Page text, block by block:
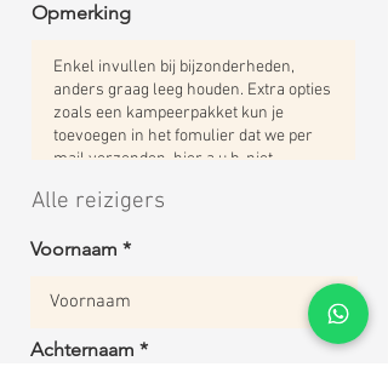
Opmerking
Alle reizigers
Voornaam *
Achternaam *